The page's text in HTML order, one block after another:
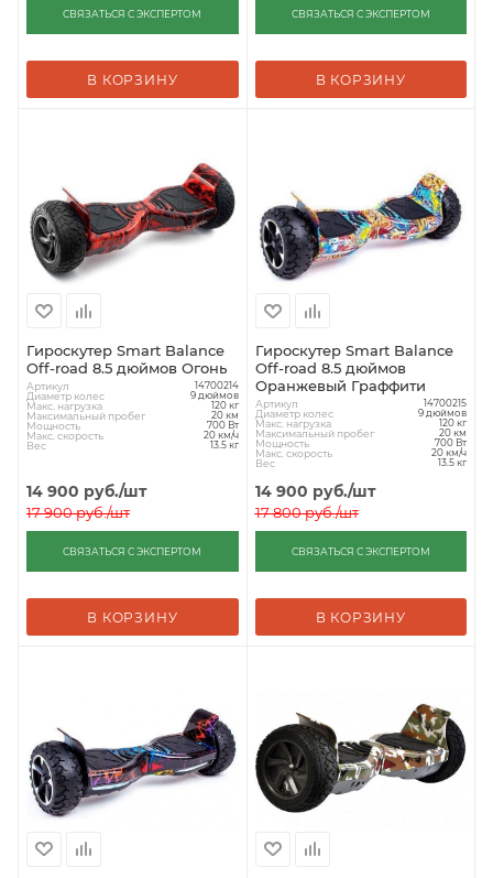
СВЯЗАТЬСЯ С ЭКСПЕРТОМ
В КОРЗИНУ
СВЯЗАТЬСЯ С ЭКСПЕРТОМ
В КОРЗИНУ
Гироскутер Smart Balance
Off-road 8.5 дюймов Огонь
Артикул 14700214
Диаметр колес 9 дюймов
Макс. нагрузка 120 кг
Максимальный пробег 20 км
Мощность 700 Вт
Макс. скорость 20 км/ч
Вес 13.5 кг
14 900 руб./шт
17 900руб./шт
СВЯЗАТЬСЯ С ЭКСПЕРТОМ
В КОРЗИНУ
Гироскутер Smart Balance
Off-road 8.5 дюймов
Оранжевый Граффити
Артикул 14700215
Диаметр колес 9 дюймов
Макс. нагрузка 120 кг
Максимальный пробег 20 км
Мощность 700 Вт
Макс. скорость 20 км/ч
Вес 13.5 кг
14 900 руб./шт
17 800руб./шт
СВЯЗАТЬСЯ С ЭКСПЕРТОМ
В КОРЗИНУ